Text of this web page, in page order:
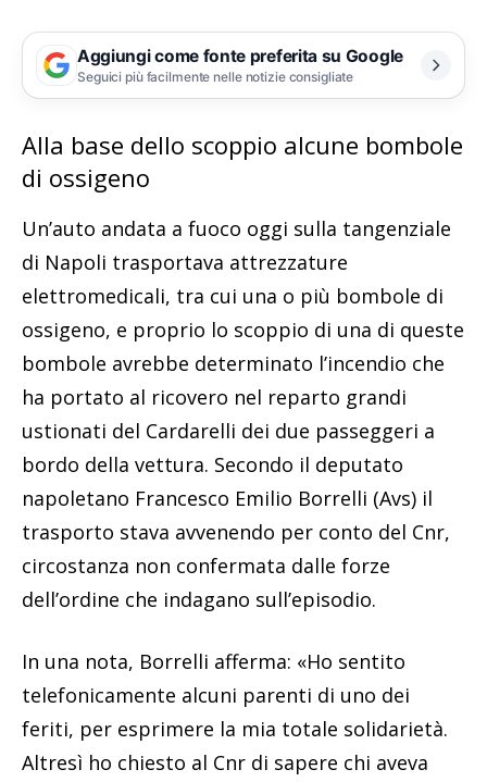
Aggiungi come fonte preferita su Google
Seguici più facilmente nelle notizie consigliate
Alla base dello scoppio alcune bombole
di ossigeno
Un’auto andata a fuoco oggi sulla tangenziale
di Napoli trasportava attrezzature
elettromedicali, tra cui una o più bombole di
ossigeno, e proprio lo scoppio di una di queste
bombole avrebbe determinato l’incendio che
ha portato al ricovero nel reparto grandi
ustionati del Cardarelli dei due passeggeri a
bordo della vettura. Secondo il deputato
napoletano Francesco Emilio Borrelli (Avs) il
trasporto stava avvenendo per conto del Cnr,
circostanza non confermata dalle forze
dell’ordine che indagano sull’episodio.
In una nota, Borrelli afferma: «Ho sentito
telefonicamente alcuni parenti di uno dei
feriti, per esprimere la mia totale solidarietà.
Altresì ho chiesto al Cnr di sapere chi aveva